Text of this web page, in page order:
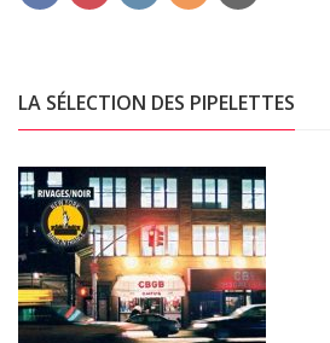
LA SÉLECTION DES PIPELETTES